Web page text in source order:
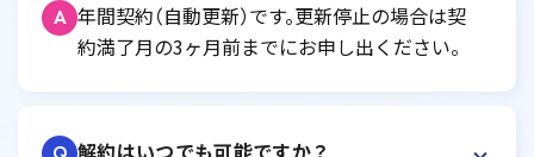
A 年間契約（自動更新）です。更新停止の場合は契
約満了月の3ヶ月前までにお申し出ください。